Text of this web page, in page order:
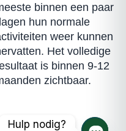
binnen een paar
hun normale
weer kunnen
Het volledige
is binnen 9-12
zichtbaar.
Hulp nodig?